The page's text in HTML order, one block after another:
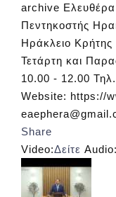
archive Ελευθέρα
Πεντηκοστής
Ηράκλειο
Τετάρτη και
10.00 - 12.00
Website: https://
Share
Video:Δείτε Audio: